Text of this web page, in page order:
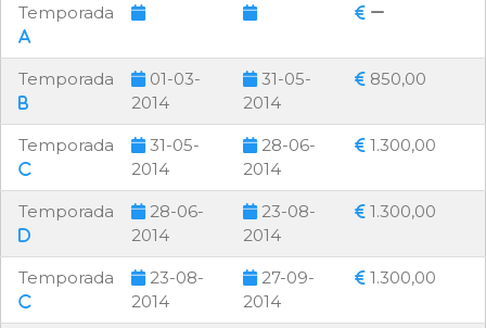
Temporada
Temporada
01-03-
2014
31-05-
2014
850,00
Temporada
31-05-
2014
28-06-
2014
1.300,00
Temporada
28-06-
2014
23-08-
2014
1.300,00
Temporada
23-08-
2014
27-09-
2014
1.300,00